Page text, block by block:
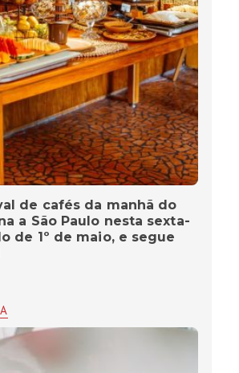
de cafés da manhã do
a São Paulo nesta sexta-
de 1º de maio, e segue